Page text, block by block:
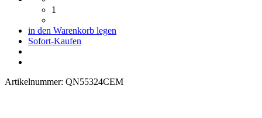
1
in den Warenkorb legen
Sofort-Kaufen
Artikelnummer: QN55324CEM